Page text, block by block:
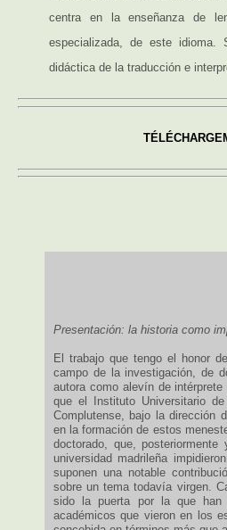
centra en la enseñanza de
especializada, de este
didáctica de la traducción e
Presentación: la historia como
El trabajo que tengo el honor
campo de la investigación, de
autora como alevín de
que el Instituto Universitario
Complutense, bajo la dirección
en la formación de estos
doctorado, que,
universidad madrileña
suponen una notable
sobre un tema todavía virgen.
sido la puerta por la que han
académicos que vieron en los